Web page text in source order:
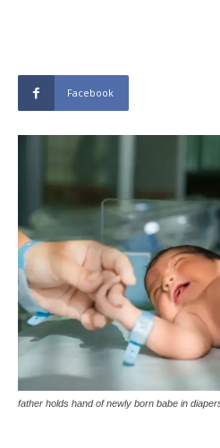
Facebook
father holds hand of newly born babe in